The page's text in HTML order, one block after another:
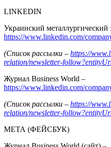
LINKEDIN
Украинский металлургический
https://www.linkedin.com/
(Список рассылки – https://
relation/newsletter-
Журнал Business World –
https://www.linkedin.com/
(Список рассылки – https://
relation/newsletter-
МЕТА (ФЕЙСБУК)